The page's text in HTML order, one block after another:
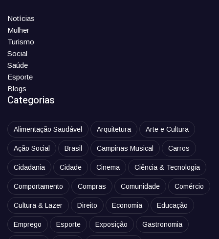
Notícias
Mulher
Turismo
Social
Saúde
Esporte
Blogs
Categorias
Alimentação Saudável Arquitetura Arte e Cultura
Ação Social Brasil Campinas Musical Carros
Cidadania Cidade Cinema Ciência & Tecnologia
Comportamento Compras Comunidade Comércio
Cultura & Lazer Direito Economia Educação
Emprego Esporte Exposição Gastronomia